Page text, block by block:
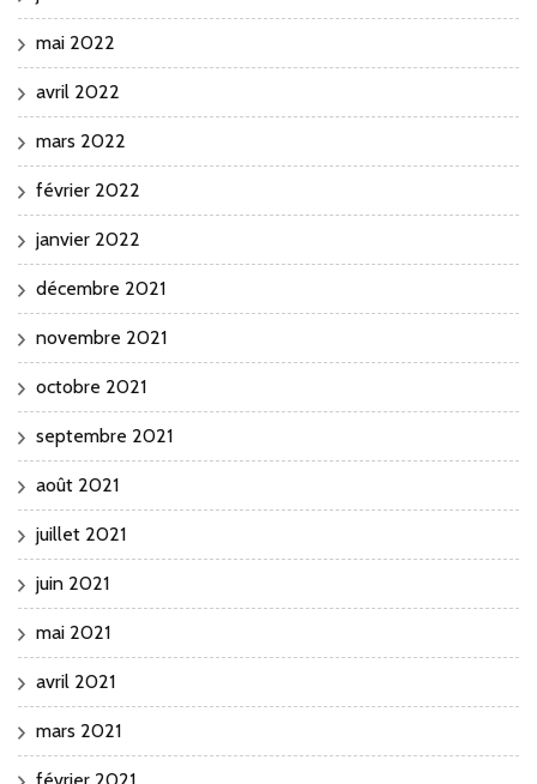
mai 2022
avril 2022
mars 2022
février 2022
janvier 2022
décembre 2021
novembre 2021
octobre 2021
septembre 2021
août 2021
juillet 2021
juin 2021
mai 2021
avril 2021
mars 2021